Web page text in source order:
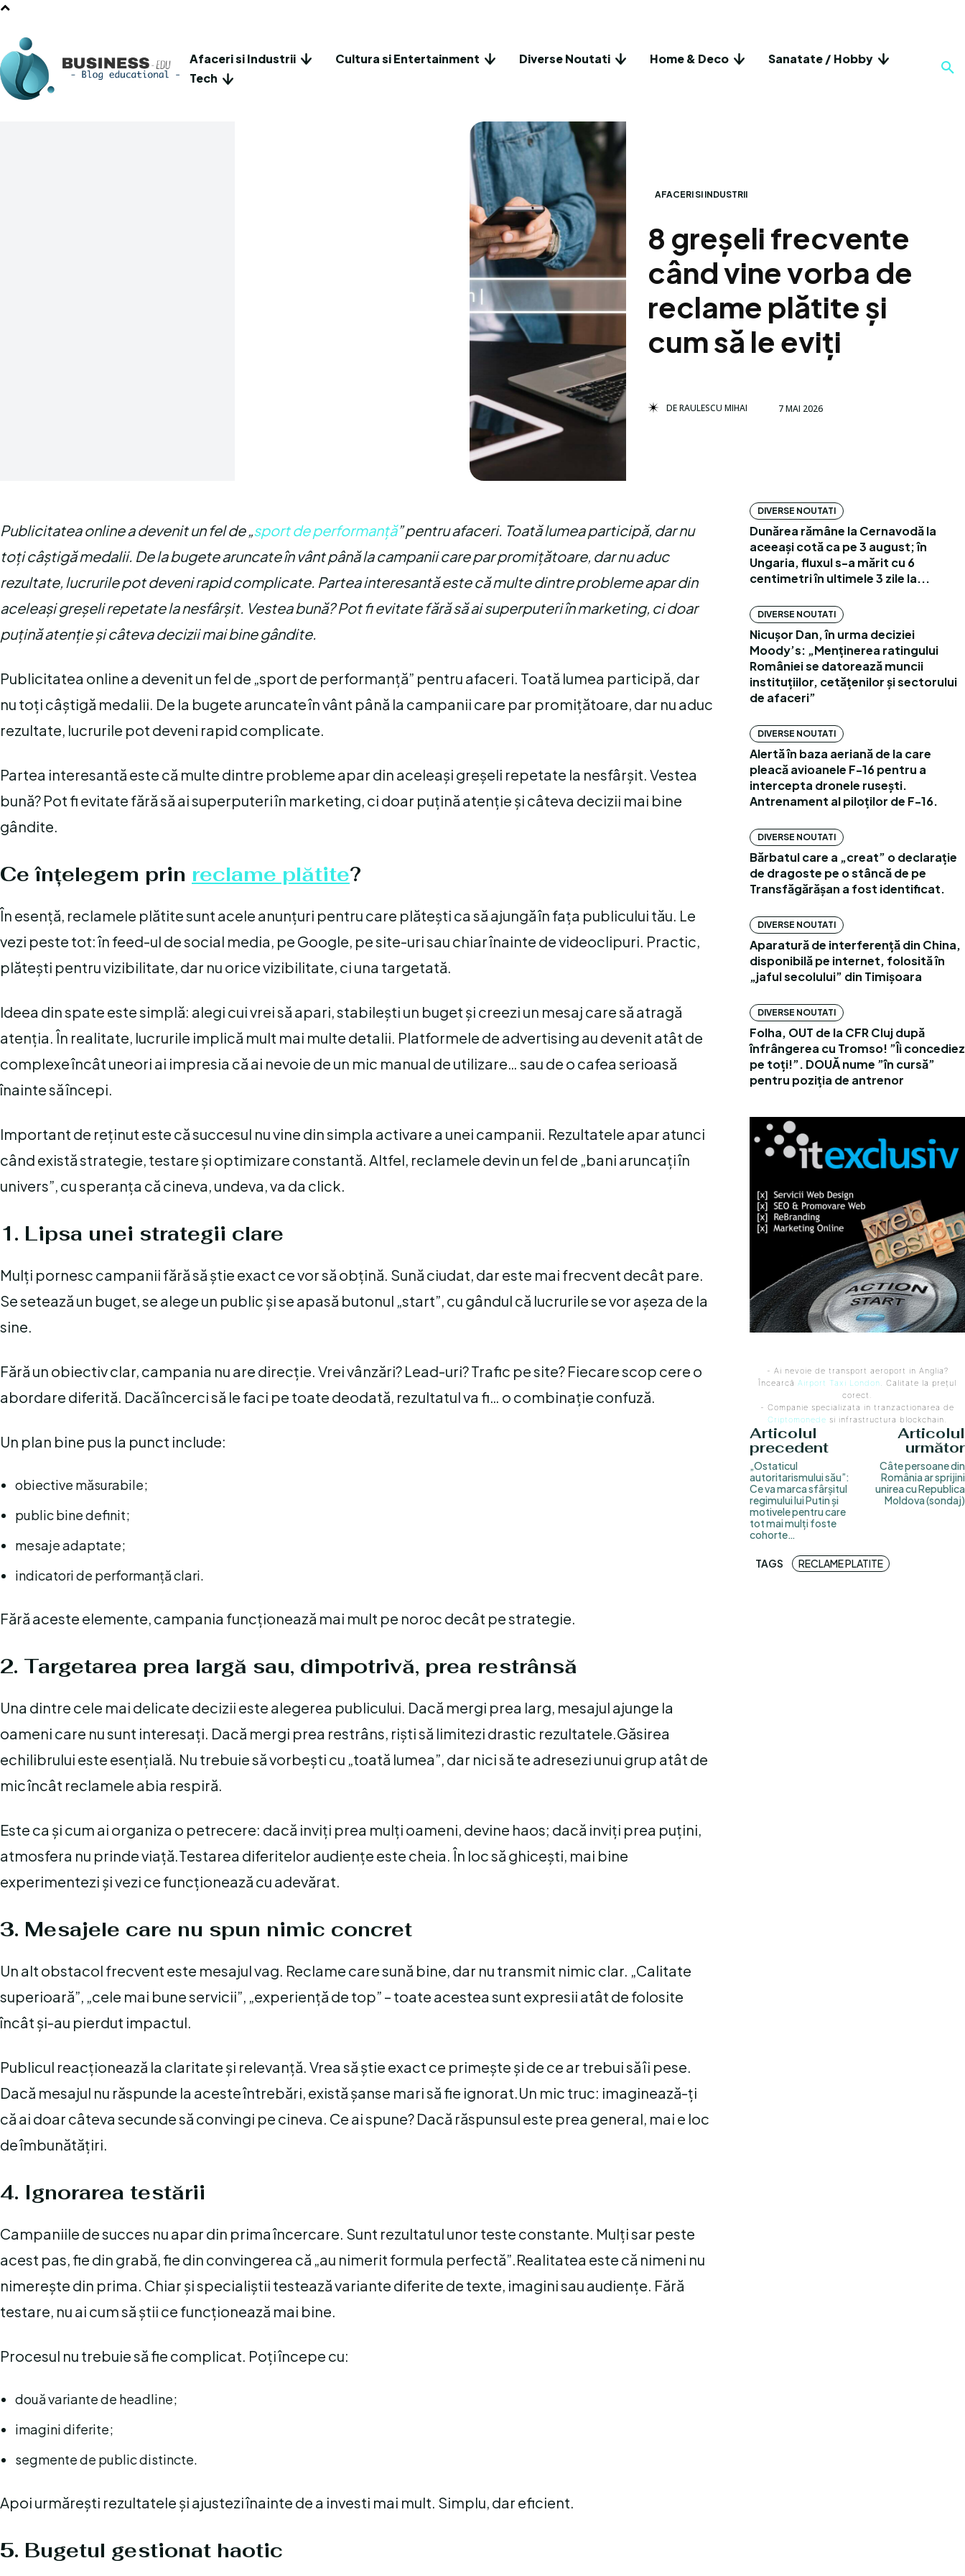
Afaceri si Industrii Cultura si Entertainment Diverse Noutati Home & Deco
Sanatate / Hobby
Tech
AFACERI SI INDUSTRII
8 greșeli frecvente
când vine vorba de
reclame plătite și
cum să le eviți
DERAULESCU MIHAI 7 MAI 2026
Publicitatea online a devenit un fel de „sport de performanță” pentru afaceri. Toată lumea participă, dar nu
toți câștigă medalii. De la bugete aruncate în vânt până la campanii care par promițătoare, dar nu aduc
rezultate, lucrurile pot deveni rapid complicate. Partea interesantă este că multe dintre probleme apar din
aceleași greșeli repetate la nesfârșit. Vestea bună? Pot fi evitate fără să ai superputeri în marketing, ci doar
puțină atenție și câteva decizii mai bine gândite.
Publicitatea online a devenit un fel de „sport de performanță” pentru afaceri. Toată lumea participă, dar
nu toți câștigă medalii. De la bugete aruncate în vânt până la campanii care par promițătoare, dar nu aduc
rezultate, lucrurile pot deveni rapid complicate.
Partea interesantă este că multe dintre probleme apar din aceleași greșeli repetate la nesfârșit. Vestea
bună? Pot fi evitate fără să ai superputeri în marketing, ci doar puțină atenție și câteva decizii mai bine
gândite.
Ce înțelegem prin reclame plătite?
În esență, reclamele plătite sunt acele anunțuri pentru care plătești ca să ajungă în fața publicului tău. Le
vezi peste tot: în feed-ul de social media, pe Google, pe site-uri sau chiar înainte de videoclipuri. Practic,
plătești pentru vizibilitate, dar nu orice vizibilitate, ci una targetată.
Ideea din spate este simplă: alegi cui vrei să apari, stabilești un buget și creezi un mesaj care să atragă
atenția. În realitate, lucrurile implică mult mai multe detalii. Platformele de advertising au devenit atât de
complexe încât uneori ai impresia că ai nevoie de un mic manual de utilizare… sau de o cafea serioasă
înainte să începi.
Important de reținut este că succesul nu vine din simpla activare a unei campanii. Rezultatele apar atunci
când există strategie, testare și optimizare constantă. Altfel, reclamele devin un fel de „bani aruncați în
univers”, cu speranța că cineva, undeva, va da click.
1. Lipsa unei strategii clare
Mulți pornesc campanii fără să știe exact ce vor să obțină. Sună ciudat, dar este mai frecvent decât pare.
Se setează un buget, se alege un public și se apasă butonul „start”, cu gândul că lucrurile se vor așeza de la
sine.
Fără un obiectiv clar, campania nu are direcție. Vrei vânzări? Lead-uri? Trafic pe site? Fiecare scop cere o
abordare diferită. Dacă încerci să le faci pe toate deodată, rezultatul va fi… o combinație confuză.
Un plan bine pus la punct include:
obiective măsurabile;
public bine definit;
mesaje adaptate;
indicatori de performanță clari.
Fără aceste elemente, campania funcționează mai mult pe noroc decât pe strategie.
2. Targetarea prea largă sau, dimpotrivă, prea restrânsă
Una dintre cele mai delicate decizii este alegerea publicului. Dacă mergi prea larg, mesajul ajunge la
oameni care nu sunt interesați. Dacă mergi prea restrâns, riști să limitezi drastic rezultatele.Găsirea
echilibrului este esențială. Nu trebuie să vorbești cu „toată lumea”, dar nici să te adresezi unui grup atât de
mic încât reclamele abia respiră.
Este ca și cum ai organiza o petrecere: dacă inviți prea mulți oameni, devine haos; dacă inviți prea puțini,
atmosfera nu prinde viață.Testarea diferitelor audiențe este cheia. În loc să ghicești, mai bine
experimentezi și vezi ce funcționează cu adevărat.
3. Mesajele care nu spun nimic concret
Un alt obstacol frecvent este mesajul vag. Reclame care sună bine, dar nu transmit nimic clar. „Calitate
superioară”, „cele mai bune servicii”, „experiență de top” – toate acestea sunt expresii atât de folosite
încât și-au pierdut impactul.
Publicul reacționează la claritate și relevanță. Vrea să știe exact ce primește și de ce ar trebui să îi pese.
Dacă mesajul nu răspunde la aceste întrebări, există șanse mari să fie ignorat.Un mic truc: imaginează-ți
că ai doar câteva secunde să convingi pe cineva. Ce ai spune? Dacă răspunsul este prea general, mai e loc
de îmbunătățiri.
4. Ignorarea testării
Campaniile de succes nu apar din prima încercare. Sunt rezultatul unor teste constante. Mulți sar peste
acest pas, fie din grabă, fie din convingerea că „au nimerit formula perfectă”.Realitatea este că nimeni nu
nimerește din prima. Chiar și specialiștii testează variante diferite de texte, imagini sau audiențe. Fără
testare, nu ai cum să știi ce funcționează mai bine.
Procesul nu trebuie să fie complicat. Poți începe cu:
două variante de headline;
imagini diferite;
segmente de public distincte.
Apoi urmărești rezultatele și ajustezi înainte de a investi mai mult. Simplu, dar eficient.
5. Bugetul gestionat haotic
DIVERSE NOUTATI
Dunărea rămâne la Cernavodă la
aceeași cotă ca pe 3 august; în
Ungaria, fluxul s-a mărit cu 6
centimetri în ultimele 3 zile la...
DIVERSE NOUTATI
Nicușor Dan, în urma deciziei
Moody’s: „Menținerea ratingului
României se datorează muncii
instituțiilor, cetățenilor și sectorului
de afaceri”
DIVERSE NOUTATI
Alertă în baza aeriană de la care
pleacă avioanele F-16 pentru a
intercepta dronele rusești.
Antrenament al piloților de F-16.
DIVERSE NOUTATI
Bărbatul care a „creat” o declarație
de dragoste pe o stâncă de pe
Transfăgărășan a fost identificat.
DIVERSE NOUTATI
Aparatură de interferență din China,
disponibilă pe internet, folosită în
„jaful secolului” din Timișoara
DIVERSE NOUTATI
Folha, OUT de la CFR Cluj după
înfrângerea cu Tromso! ”Îi concediez
pe toți!”. DOUĂ nume ”în cursă”
pentru poziția de antrenor
- Ai nevoie de transport aeroport in Anglia?
Încearcă Airport Taxi London. Calitate la prețul
corect.
- Companie specializata in tranzactionarea de
Criptomonede si infrastructura blockchain.
Articolul
precedent
„Ostaticul
autoritarismului său”:
Ce va marca sfârșitul
regimului lui Putin și
motivele pentru care
tot mai mulți foste
cohorte…
Articolul
următor
Câte persoane din
România ar sprijini
unirea cu Republica
Moldova (sondaj)
TAGS RECLAME PLATITE